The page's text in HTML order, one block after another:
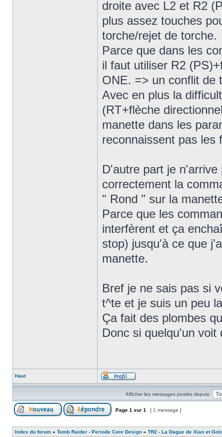
droite avec L2 et R2
plus assez touches
torche/rejet de torche.
Parce que dans les
il faut utiliser R2
ONE. => un conflit de
Avec en plus la
(RT+flèche
manette dans les
reconnaissent pas les
D'autre part je
correctement la
" Rond " sur la
Parce que les
interfèrent et ça
stop) jusqu'à ce que
manette.
Bref je ne sais pas si
t^te et je suis un peu
Ça fait des plombes
Donc si quelqu'un
Haut
Afficher les messages postés depuis:
Page 1 sur 1 [ 1 message ]
Index du forum » Tomb Raider - Periode Core Design » TR2 - La Dague de Xian et